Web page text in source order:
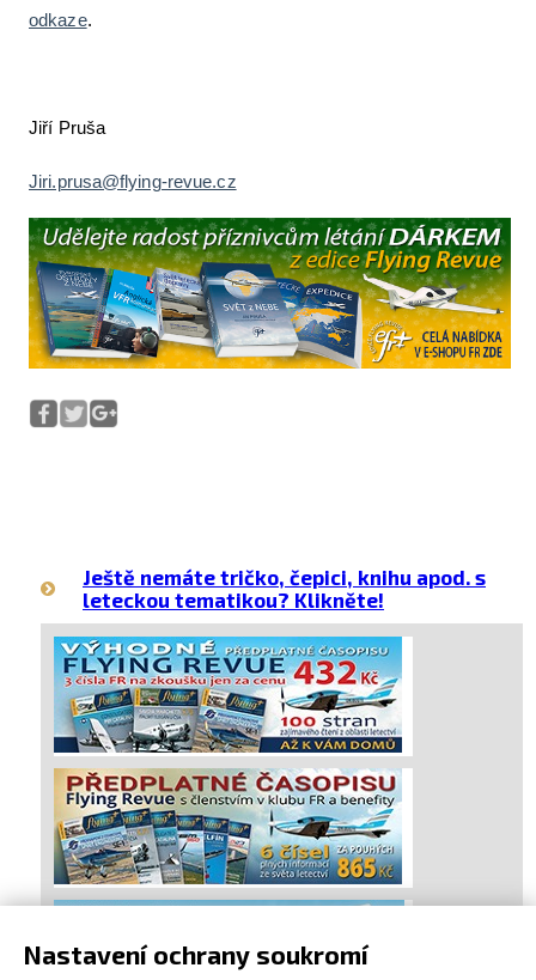
odkaze.
Jiří Pruša
Jiri.prusa@flying-revue.cz
Ještě nemáte tričko, čepici, knihu apod. s
leteckou tematikou? Klikněte!
Nastavení ochrany soukromí